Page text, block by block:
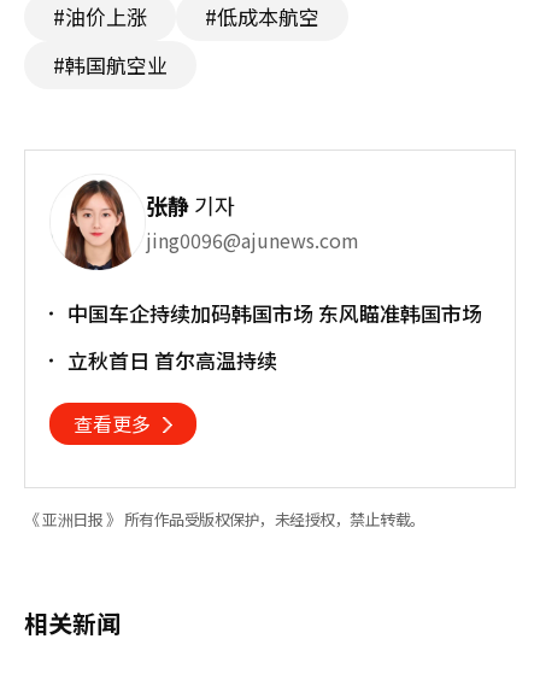
#油价上涨
#低成本航空
#韩国航空业
张静기자
jing0096@ajunews.com
中国车企持续加码韩国市场 东风瞄准韩国市场
立秋首日 首尔高温持续
查看更多
《 亚洲日报 》 所有作品受版权保护，未经授权，禁止转载。
相关新闻